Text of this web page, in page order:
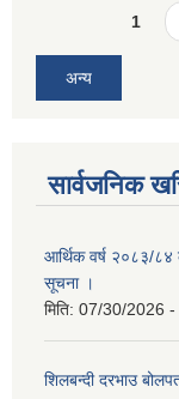
Pages1
अन्य
सार्वजनिक
आर्थिक वर्ष २०८३/८४
सूचना ।
मिति: 07/30/2026 -
शिलबन्दी दरभाउ